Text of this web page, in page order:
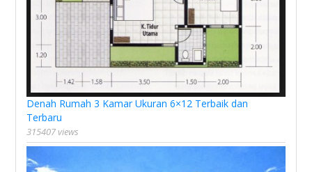
Denah Rumah 3 Kamar Ukuran 6×12 Terbaik dan
Terbaru
315407 views